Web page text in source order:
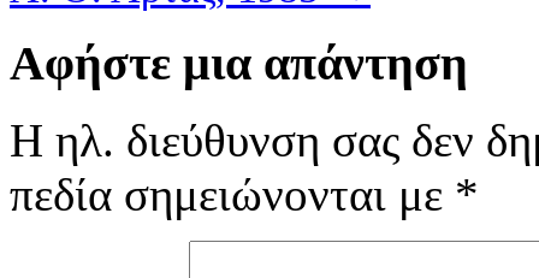
Αφήστε μια απάντηση
Η ηλ. διεύθυνση σας δεν
πεδία σημειώνονται με *